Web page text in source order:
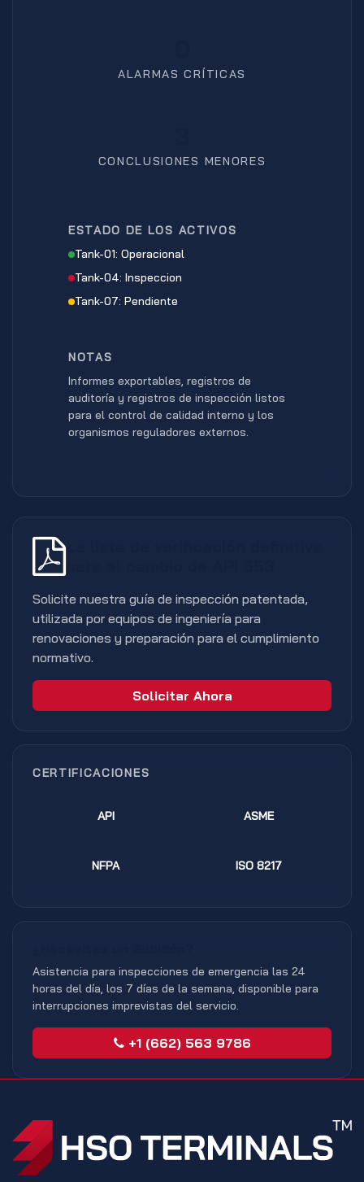
ALARMAS CRÍTICAS
CONCLUSIONES MENORES
ESTADO DE LOS ACTIVOS
Tank-01: Operacional
Tank-04: Inspeccion
Tank-07: Pendiente
NOTAS
Informes exportables, registros de
auditoría y registros de inspección listos
para el control de calidad interno y los
organismos reguladores externos.
La lista de verificación definitiva
Solicite nuestra guía de inspección patentada,
utilizada por equipos de ingeniería para
renovaciones y preparación para el cumplimiento
normativo.
Solicitar Ahora
CERTIFICACIONES
API ASME
NFPA ISO 8217
Asistencia para inspecciones de emergencia las 24
horas del día, los 7 días de la semana, disponible para
interrupciones imprevistas del servicio.
+1 (662) 563 9786